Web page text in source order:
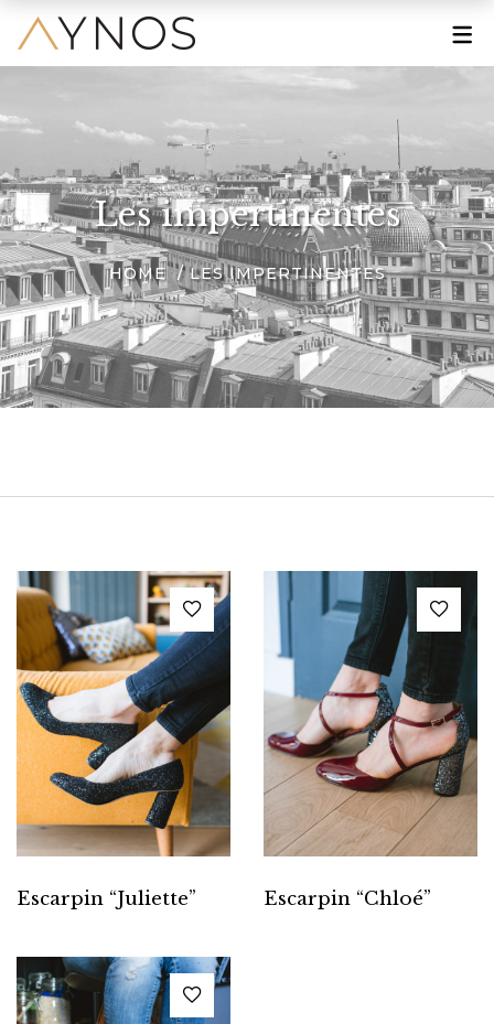
Le Mot de la Fondatrice
Une Grande Histoire
Une Marque Engagée
Les impertinentes
HOME LES IMPERTINENTES
Escarpin “Juliette” Escarpin “Chloé”